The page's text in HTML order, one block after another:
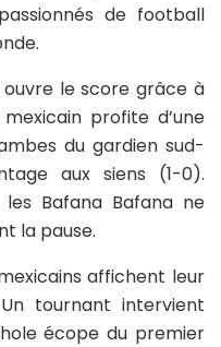
de football
ouvre le score grâce à
profite d’une
du gardien sud-
aux siens (1-0).
Bafana Bafana ne
la pause.
affichent leur
tournant intervient
écope du premier